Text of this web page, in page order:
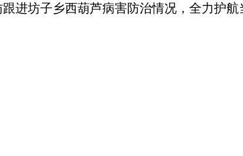
进坊子乡西葫芦病害防治情况，全力护